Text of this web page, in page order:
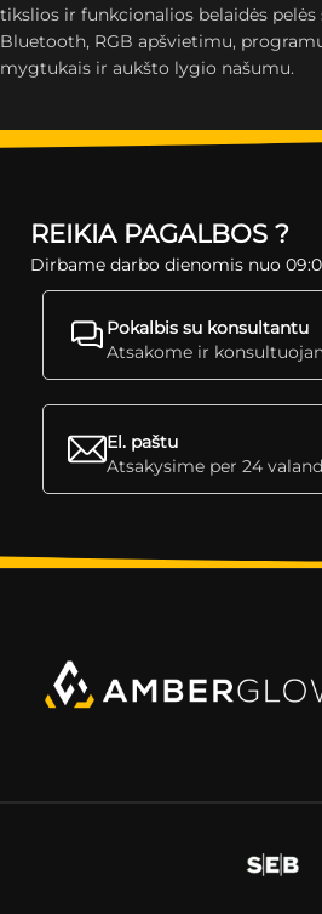
tikslios ir funkcionalios belaidės pelės
Bluetooth, RGB apšvietimu,
mygtukais ir aukšto lygio našumu.
REIKIA PAGALBOS ?
Dirbame darbo dienomis nuo
Pokalbis su konsultantu
Atsakome ir
El. paštu
Atsakysime per 24